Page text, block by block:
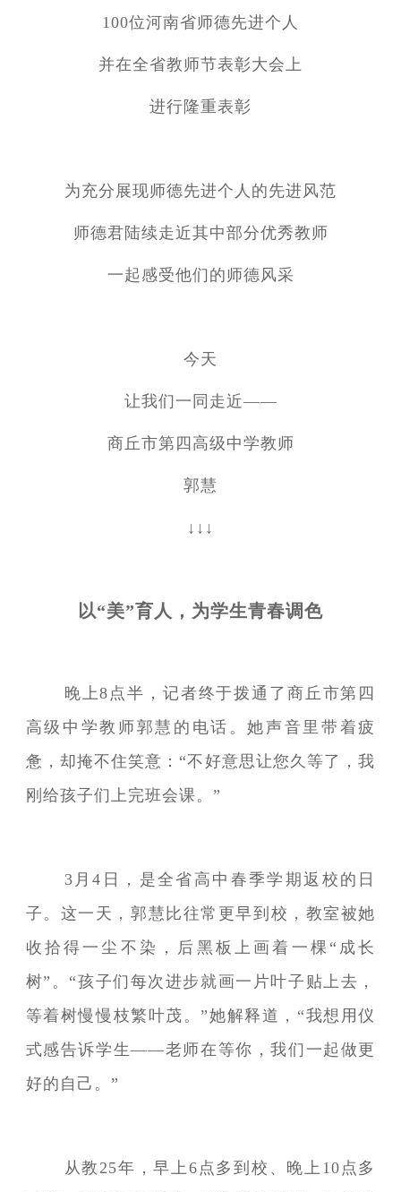
100位河南省师德先进个人
并在全省教师节表彰大会上
进行隆重表彰
为充分展现师德先进个人的先进风范
师德君陆续走近其中部分优秀教师
一起感受他们的师德风采
今天
让我们一同走近——
商丘市第四高级中学教师
郭慧
↓↓↓
以“美”育人，为学生青春调色
晚上8点半，记者终于拨通了商丘市第四
高级中学教师郭慧的电话。她声音里带着疲
惫，却掩不住笑意：“不好意思让您久等了，我
刚给孩子们上完班会课。”
3月4日，是全省高中春季学期返校的日
子。这一天，郭慧比往常更早到校，教室被她
收拾得一尘不染，后黑板上画着一棵“成长
树”。“孩子们每次进步就画一片叶子贴上去，
等着树慢慢枝繁叶茂。”她解释道，“我想用仪
式感告诉学生——老师在等你，我们一起做更
好的自己。”
从教25年，早上6点多到校、晚上10点多